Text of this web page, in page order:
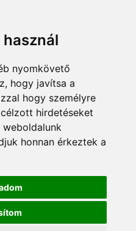
nyomkövető
hogy javítsa a
hogy személyre
hirdetéseket
weboldalunk
honnan érkeztek a